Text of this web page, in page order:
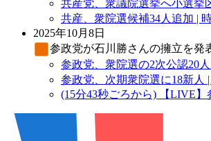
共産党、衆議院選挙へ小選挙
共産、衆院選候補34人追加 |
2025年10月8日
参政党が石川勝さんの擁立を発
参政党、衆院選の2次公認20
参政党、次期衆院選に18新人
(15分43秒ごろから) 【LIVE】